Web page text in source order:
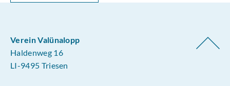
Verein Valünalopp
Haldenweg 16
LI-9495 Triesen